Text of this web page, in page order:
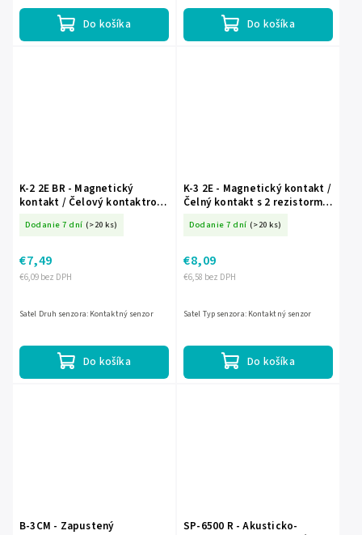
Do košíka Do košíka
K-2 2E BR - Magnetický
kontakt / Čelový kontaktron
Dodanie 7 dní (>20 ks)
€6,09 bez DPH
€7,49
Do košíka
Satel Druh senzora: Kontaktný senzor
K-3 2E - Magnetický kontakt /
Čelný kontakt s 2 rezistormi
Dodanie 7 dní (>20 ks)
€6,58 bez DPH
€8,09
Do košíka
Satel Typ senzora: Kontaktný senzor
B-3CM - Zapustený
SP-6500 R - Akusticko-